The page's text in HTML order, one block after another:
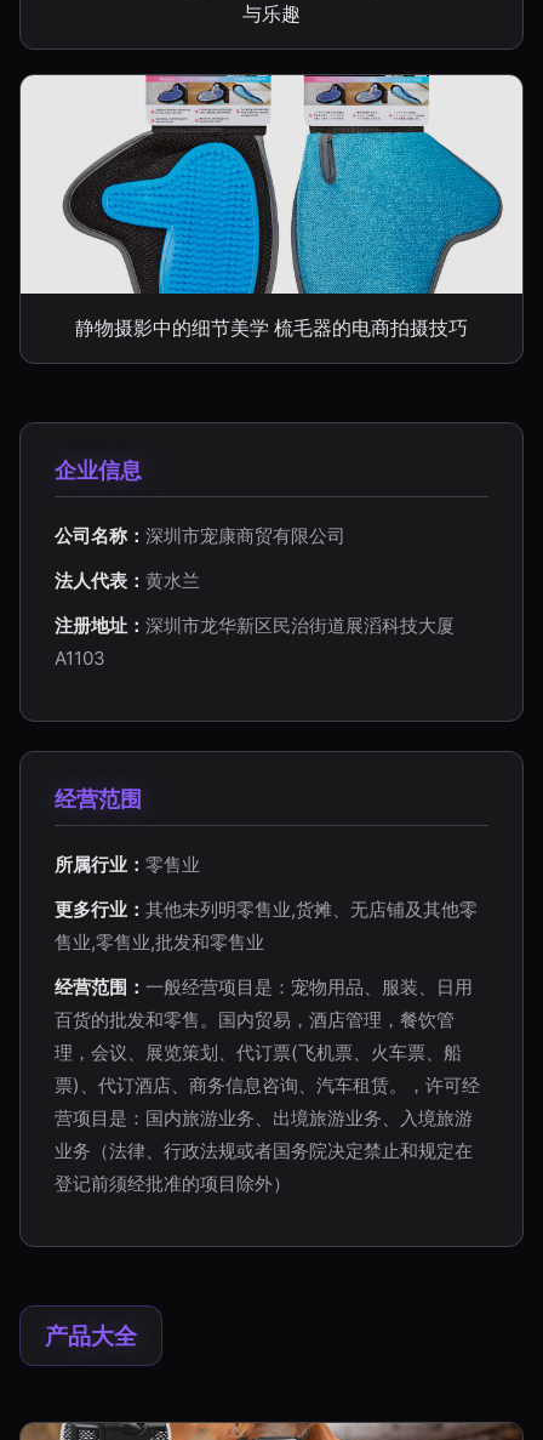
与乐趣
静物摄影中的细节美学 梳毛器的电商拍摄技巧
企业信息
公司名称： 深圳市宠康商贸有限公司
法人代表： 黄水兰
注册地址： 深圳市龙华新区民治街道展滔科技大厦
A1103
经营范围
所属行业： 零售业
更多行业： 其他未列明零售业,货摊、无店铺及其他零
售业,零售业,批发和零售业
经营范围： 一般经营项目是：宠物用品、服装、日用
百货的批发和零售。国内贸易，酒店管理，餐饮管
理，会议、展览策划、代订票(飞机票、火车票、船
票)、代订酒店、商务信息咨询、汽车租赁。，许可经
营项目是：国内旅游业务、出境旅游业务、入境旅游
业务（法律、行政法规或者国务院决定禁止和规定在
登记前须经批准的项目除外）
产品大全